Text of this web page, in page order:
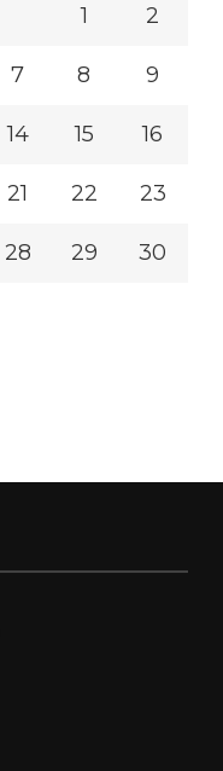
1 2
7 8 9
14 15 16
21 22 23
28 29 30